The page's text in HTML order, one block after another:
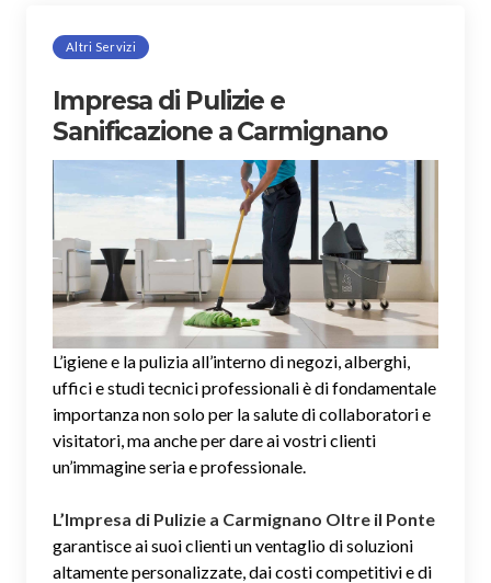
Altri Servizi
Impresa di Pulizie e
Sanificazione a Carmignano
L’igiene e la pulizia all’interno di negozi, alberghi,
uffici e studi tecnici professionali è di fondamentale
importanza non solo per la salute di collaboratori e
visitatori, ma anche per dare ai vostri clienti
un’immagine seria e professionale.
L’Impresa di Pulizie a Carmignano Oltre il Ponte
garantisce ai suoi clienti un ventaglio di soluzioni
altamente personalizzate, dai costi competitivi e di